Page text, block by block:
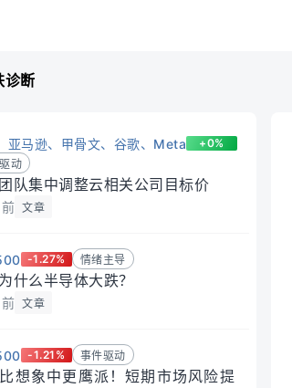
识到通胀风险了，要上对冲吗？
诊断
亚马逊、甲骨文、谷歌、Meta
+0%
动
队集中调整云相关公司目标价
文章
-1.27% 情绪主导
什么半导体大跌？
文章
-1.21% 事件驱动
想象中更鹰派！短期市场风险提